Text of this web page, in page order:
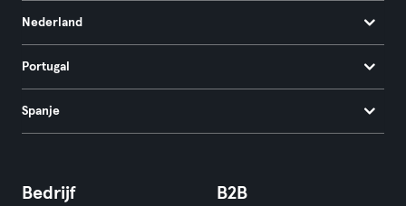
Nederland
Portugal
Spanje
Bedrijf B2B